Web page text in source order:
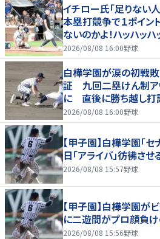
イチロー氏「足りない
本塁打競争で１ポイン
ないのかよ！ハッハッハ
に分析してもらわないと
2026/08/08 16:00野球
白樺学園が涙の初戦
証 九回二塁けん制ア
に 直後に勝ち越し打
2026/08/08 16:00野球
【甲子園】白樺学園「
日「アライバ」彷彿さ
2026/08/08 15:57野球
【甲子園】白樺学園が
に二遊間がプロ顔負
2026/08/08 15:56野球